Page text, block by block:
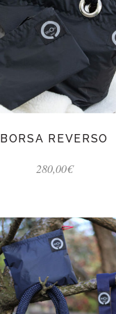
BORSA REVERSO
280,00€